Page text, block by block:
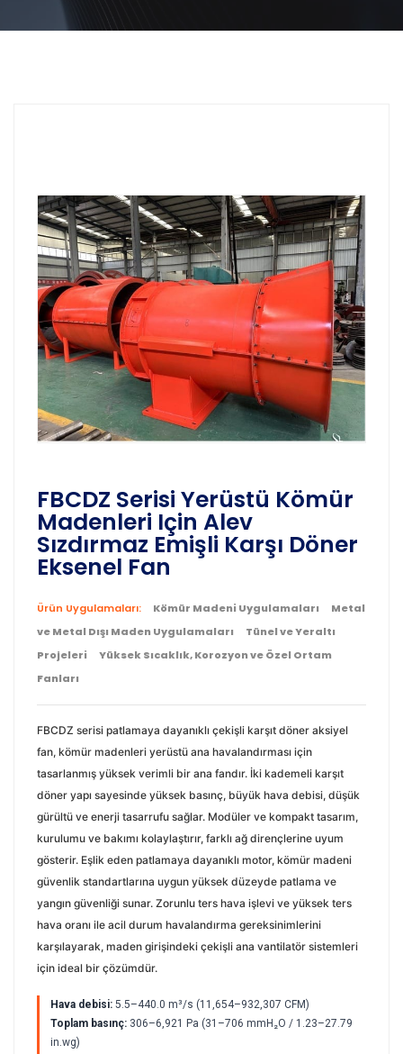
FBCDZ Serisi Yerüstü Kömür
Madenleri Için Alev
Sızdırmaz Emişli Karşı Döner
Eksenel Fan
Ürün Uygulamaları: Kömür Madeni Uygulamaları
Metal
ve Metal Dışı Maden Uygulamaları
Tünel ve Yeraltı
Projeleri
Yüksek Sıcaklık, Korozyon ve Özel Ortam
Fanları
FBCDZ serisi patlamaya dayanıklı çekişli karşıt döner aksiyel
fan, kömür madenleri yerüstü ana havalandırması için
tasarlanmış yüksek verimli bir ana fandır. İki kademeli karşıt
döner yapı sayesinde yüksek basınç, büyük hava debisi, düşük
gürültü ve enerji tasarrufu sağlar. Modüler ve kompakt tasarım,
kurulumu ve bakımı kolaylaştırır, farklı ağ dirençlerine uyum
gösterir. Eşlik eden patlamaya dayanıklı motor, kömür madeni
güvenlik standartlarına uygun yüksek düzeyde patlama ve
yangın güvenliği sunar. Zorunlu ters hava işlevi ve yüksek ters
hava oranı ile acil durum havalandırma gereksinimlerini
karşılayarak, maden girişindeki çekişli ana vantilatör sistemleri
için ideal bir çözümdür.
Hava debisi: 5.5–440.0 m³/s (11,654–932,307 CFM)
Toplam basınç: 306–6,921 Pa (31–706 mmH₂O / 1.23–27.79
in.wg)